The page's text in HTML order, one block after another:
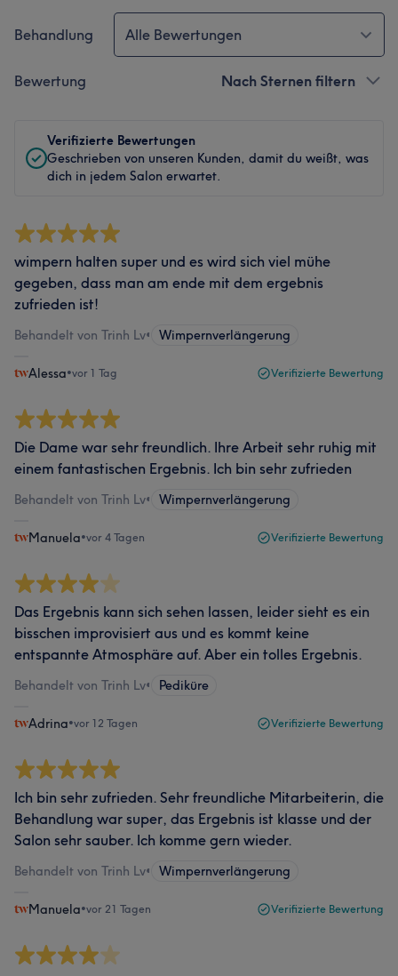
Behandlung Alle Bewertungen
Bewertung Nach Sternen filtern
Verifizierte Bewertungen
Geschrieben von unseren Kunden, damit du weißt, was
dich in jedem Salon erwartet.
wimpern halten super und es wird sich viel mühe
gegeben, dass man am ende mit dem ergebnis
zufrieden ist!
Behandelt von Trinh Lv• Wimpernverlängerung
Alessa•vor 1 Tag Verifizierte Bewertung
Die Dame war sehr freundlich. Ihre Arbeit sehr ruhig mit
einem fantastischen Ergebnis. Ich bin sehr zufrieden
Behandelt von Trinh Lv• Wimpernverlängerung
Manuela•vor 4 Tagen Verifizierte Bewertung
Das Ergebnis kann sich sehen lassen, leider sieht es ein
bisschen improvisiert aus und es kommt keine
entspannte Atmosphäre auf. Aber ein tolles Ergebnis.
Behandelt von Trinh Lv• Pediküre
Adrina•vor 12 Tagen Verifizierte Bewertung
Ich bin sehr zufrieden. Sehr freundliche Mitarbeiterin, die
Behandlung war super, das Ergebnis ist klasse und der
Salon sehr sauber. Ich komme gern wieder.
Behandelt von Trinh Lv• Wimpernverlängerung
Manuela•vor 21 Tagen Verifizierte Bewertung